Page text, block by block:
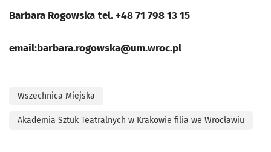
Barbara Rogowska tel. +48 71 798 13 15
email:barbara.rogowska@um.wroc.pl
Wszechnica Miejska
Akademia Sztuk Teatralnych w Krakowie filia we Wrocławiu